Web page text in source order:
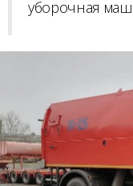
уборочная